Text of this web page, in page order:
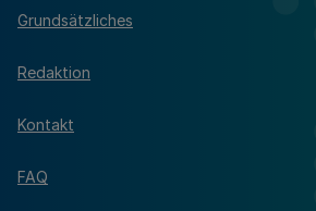
Grundsätzliches
Redaktion
Kontakt
FAQ